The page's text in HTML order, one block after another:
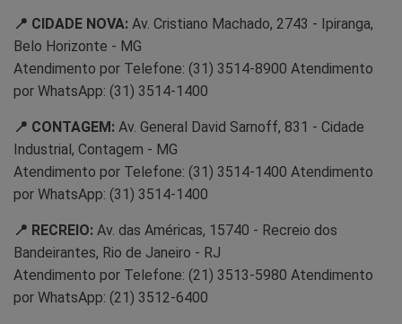
📍 CIDADE NOVA: Av. Cristiano Machado, 2743 - Ipiranga,
Belo Horizonte - MG
Atendimento por Telefone: (31) 3514-8900 Atendimento
por WhatsApp: (31) 3514-1400
📍 CONTAGEM: Av. General David Sarnoff, 831 - Cidade
Industrial, Contagem - MG
Atendimento por Telefone: (31) 3514-1400 Atendimento
por WhatsApp: (31) 3514-1400
📍 RECREIO: Av. das Américas, 15740 - Recreio dos
Bandeirantes, Rio de Janeiro - RJ
Atendimento por Telefone: (21) 3513-5980 Atendimento
por WhatsApp: (21) 3512-6400